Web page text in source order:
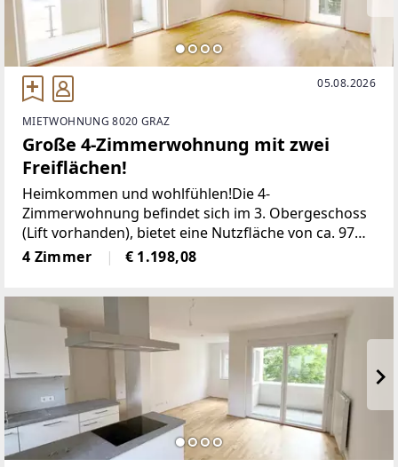
05.08.2026
MIETWOHNUNG 8020 GRAZ
Große 4-Zimmerwohnung mit zwei
Freiflächen!
Heimkommen und wohlfühlen!Die 4-
Zimmerwohnung befindet sich im 3. Obergeschoss
(Lift vorhanden), bietet eine Nutzfläche von ca. 97
m² und zwei Balkone.Raumaufteilung:+ Wohnraum
mit integrierter Küche mit Zugang auf den Balkon+
4 Zimmer € 1.198,08